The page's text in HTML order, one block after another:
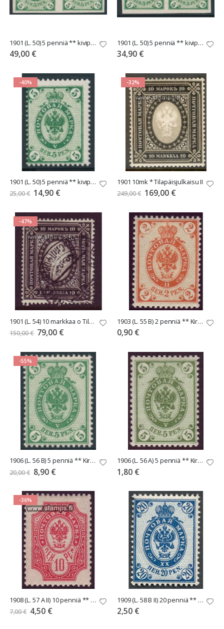
1901 (L. 50) 5 penniä ** kivipaino h:ton pari leveällä välillä!
49,00 €
1901 (L. 50) 5 penniä ** kivipaino hammastamaton pari L.100€
34,90 €
-40%
1901 (L. 50) 5 penniä ** kivipaino
25,00 € Tarjoushinta
14,90 €
-32%
1901 10mk * Tilapäisjulkaisu II
249,00 € Tarjoushinta
169,00 €
-47%
1901 (L. 54) 10 markkaa o Tilapäisjulkaisu II
150,00 € Tarjoushinta
79,00 €
1903 (L. 55 B) 2 penniä ** Kirjapainojulkaisu
0,90 €
-55%
1906 (L. 56 B) 5 penniä ** Kirjapainojulkaisu B-hammaste
20,00 € Tarjoushinta
8,90 €
1906 (L. 56 A) 5 penniä ** Kirjapainojulkaisu A-hammaste
1,80 €
-36%
1908 (L. 57 A II) 10 penniä ** Kirjapainojulkaisu A-hammaste
7,00 € Tarjoushinta
4,50 €
1909 (L. 58 B II) 20 penniä ** Kirjapainojulkaisu B-hammaste
2,50 €